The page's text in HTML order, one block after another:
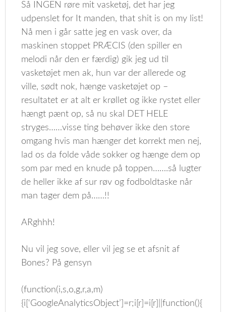
Så INGEN røre mit vasketøj, det har jeg
udpenslet for It manden, that shit is on my list!
Nå men i går satte jeg en vask over, da
maskinen stoppet PRÆCIS (den spiller en
melodi når den er færdig) gik jeg ud til
vasketøjet men ak, hun var der allerede og
ville, sødt nok, hænge vasketøjet op –
resultatet er at alt er krøllet og ikke rystet eller
hængt pænt op, så nu skal DET HELE
stryges……visse ting behøver ikke den store
omgang hvis man hænger det korrekt men nej,
lad os da folde våde sokker og hænge dem op
som par med en knude på toppen…….så lugter
de heller ikke af sur røv og fodboldtaske når
man tager dem på……!!
ARghhh!
Nu vil jeg sove, eller vil jeg se et afsnit af
Bones? På gensyn
(function(i,s,o,g,r,a,m)
{i[‘GoogleAnalyticsObject’]=r;i[r]=i[r]||function(){